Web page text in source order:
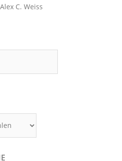
C. Weiss